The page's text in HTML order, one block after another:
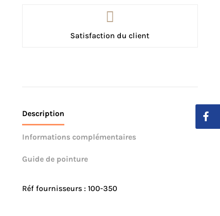

Satisfaction du client
Description
Informations complémentaires
Guide de pointure
Réf fournisseurs : 100-350